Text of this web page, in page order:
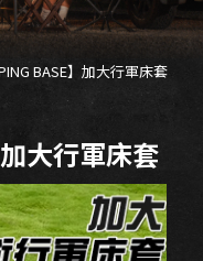
BASE】加大行軍床套
大行軍床套